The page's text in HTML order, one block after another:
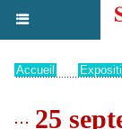
Accueil
25